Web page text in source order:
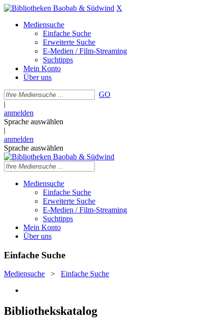
X
Mediensuche
Einfache Suche
Erweiterte Suche
E-Medien / Film-Streaming
Suchtipps
Mein Konto
Über uns
GO
|
anmelden
Sprache auswählen
|
anmelden
Sprache auswählen
Mediensuche
Einfache Suche
Erweiterte Suche
E-Medien / Film-Streaming
Suchtipps
Mein Konto
Über uns
Einfache Suche
Mediensuche > Einfache Suche
Bibliothekskatalog